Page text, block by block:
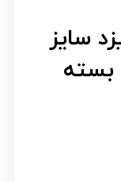
سایز
12 | مدل MO12-B10 بسته